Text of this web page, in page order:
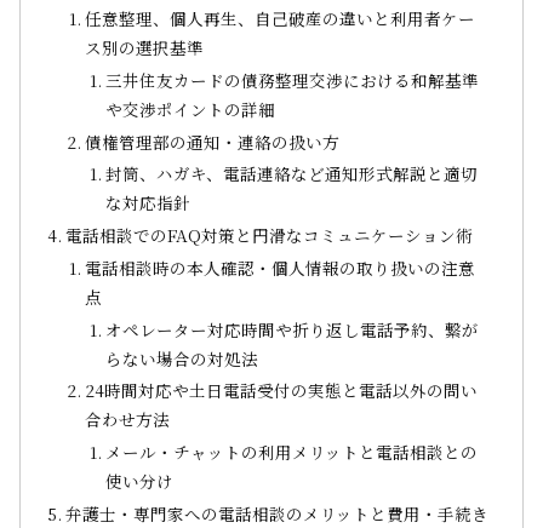
任意整理、個人再生、自己破産の違いと利用者ケー
ス別の選択基準
三井住友カードの債務整理交渉における和解基準
や交渉ポイントの詳細
債権管理部の通知・連絡の扱い方
封筒、ハガキ、電話連絡など通知形式解説と適切
な対応指針
電話相談でのFAQ対策と円滑なコミュニケーション術
電話相談時の本人確認・個人情報の取り扱いの注意
点
オペレーター対応時間や折り返し電話予約、繋が
らない場合の対処法
24時間対応や土日電話受付の実態と電話以外の問い
合わせ方法
メール・チャットの利用メリットと電話相談との
使い分け
弁護士・専門家への電話相談のメリットと費用・手続き